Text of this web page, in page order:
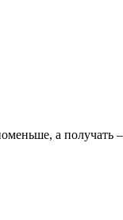
а получать